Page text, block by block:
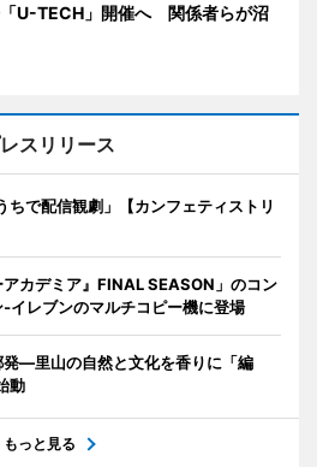
U-TECH」開催へ 関係者らが沼
スリリース
ちで配信観劇」【カンフェティストリ
アカデミア』FINAL SEASON」のコン
イレブンのマルチコピー機に登場
―里山の自然と文化を香りに「編
動
もっと見る